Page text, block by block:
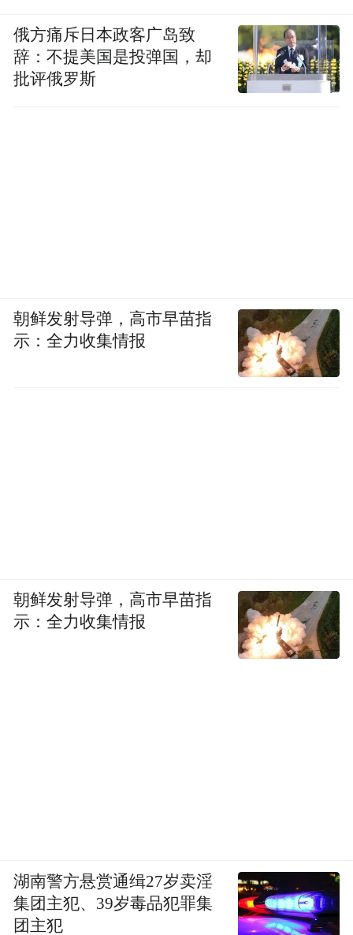
俄方痛斥日本政客广岛致
辞：不提美国是投弹国，却
批评俄罗斯
朝鲜发射导弹，高市早苗指
示：全力收集情报
朝鲜发射导弹，高市早苗指
示：全力收集情报
湖南警方悬赏通缉27岁卖淫
集团主犯、39岁毒品犯罪集
团主犯